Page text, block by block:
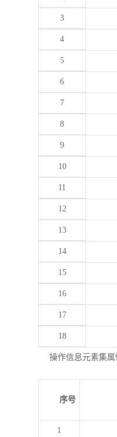
3
4
5
6
7
8
9
10
11
12
13
14
15
16
17
18
操作信息元素集
序号
1